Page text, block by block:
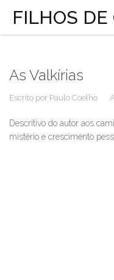
As Valkírias
Escrito por Paulo Coelho
Descritivo do autor aos
mistério e crescimento
FILHOS DE